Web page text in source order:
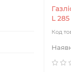
Під
L